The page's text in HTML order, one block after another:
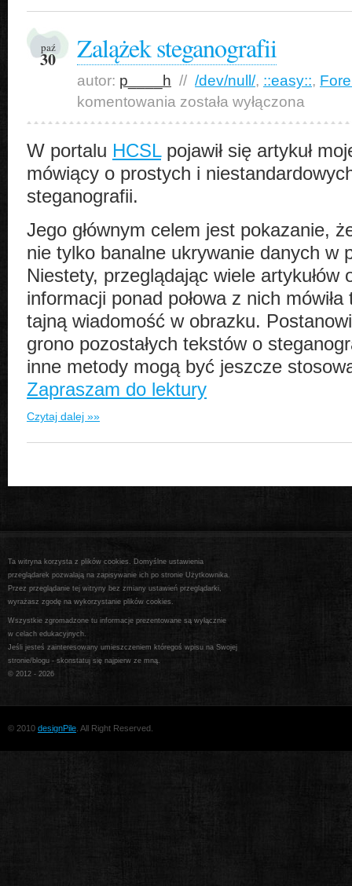
paź
30 Zalążek steganografii
autor: p____h // /dev/null/, ::easy::,
komentowania
Zalążek
steganografii
została wyłączona
W portalu HCSLpojawił się artykuł
mówiący o prostych i
steganografii.
Jego głównym celem jest pokazanie,
nie tylko banalne ukrywanie danych w
Niestety, przeglądając wiele artykułów
informacji ponad połowa z nich
tajną wiadomość w obrazku.
grono pozostałych tekstów o
inne metody mogą być jeszcze
Zapraszam do lektury
Czytaj dalej »»
Ta witryna korzysta z plików cookies. Domyślne ustawienia
przeglądarek pozwalają na zapisywanie ich po stronie Użytkownika.
Przez przeglądanie tej witryny bez zmiany ustawień przeglądarki,
wyrażasz zgodę na wykorzystanie plików cookies.
Wszystkie zgromadzone tu informacje prezentowane są wyłącznie
w celach edukacyjnych.
Jeśli jesteś zainteresowany umieszczeniem któregoś wpisu na Swojej
stronie/blogu - skonstatuj się najpierw ze mną.
© 2012 - 2026
© 2010 designPile . All Right Reserved.